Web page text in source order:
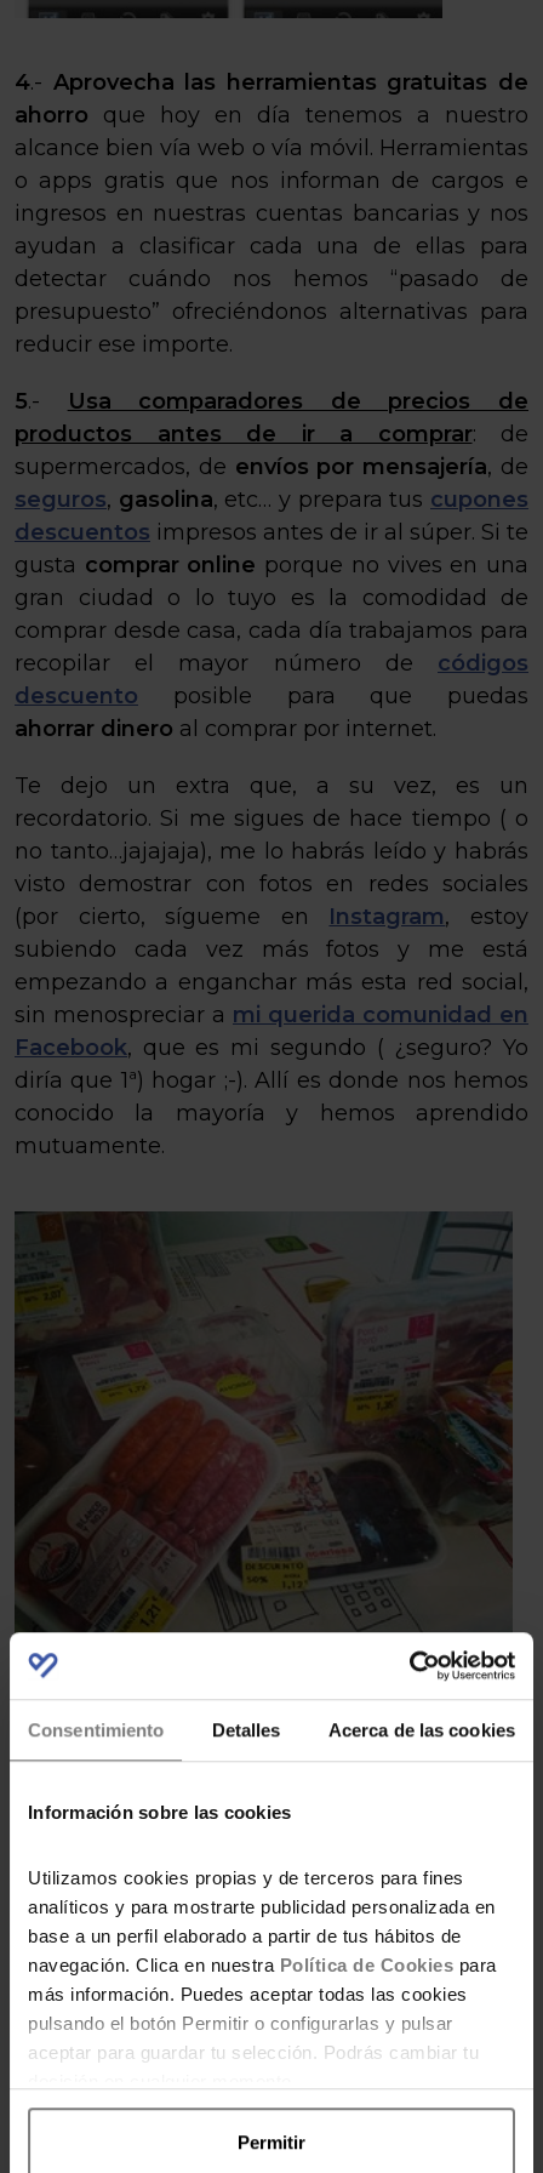
Consentimiento Detalles Acerca de las cookies
Información sobre las cookies
Utilizamos cookies propias y de terceros para fines
analíticos y para mostrarte publicidad personalizada en
base a un perfil elaborado a partir de tus hábitos de
navegación. Clica en nuestra Política de Cookies para
más información. Puedes aceptar todas las cookies
pulsando el botón Permitir o configurarlas y pulsar
aceptar para guardar tu selección. Podrás cambiar tu
Permitir
4.- Aprovecha las herramientas gratuitas de
ahorro que hoy en día tenemos a nuestro
alcance bien vía web o vía móvil. Herramientas
o apps gratis que nos informan de cargos e
ingresos en nuestras cuentas bancarias y nos
ayudan a clasificar cada una de ellas para
detectar cuándo nos hemos “pasado de
presupuesto” ofreciéndonos alternativas para
reducir ese importe.
5.-
Usa comparadores de precios de
productos antes de ir a comprar: de
supermercados, de envíos por mensajería, de
seguros, gasolina, etc… y prepara tus cupones
descuentos impresos antes de ir al súper. Si te
gusta comprar online porque no vives en una
gran ciudad o lo tuyo es la comodidad de
comprar desde casa, cada día trabajamos para
recopilar el mayor número de códigos
descuento posible para que puedas
ahorrar dinero al comprar por internet.
Te dejo un extra que, a su vez, es un
recordatorio. Si me sigues de hace tiempo ( o
no tanto…jajajaja), me lo habrás leído y habrás
visto demostrar con fotos en redes sociales
(por cierto, sígueme en Instagram, estoy
subiendo cada vez más fotos y me está
empezando a enganchar más esta red social,
sin menospreciar a mi querida comunidad en
Facebook, que es mi segundo ( ¿seguro? Yo
diría que 1ª) hogar ;-). Allí es donde nos hemos
conocido la mayoría y hemos aprendido
mutuamente.
ahorro tan grande que representan las
productos frescos por caducidad próxima
Haz números y verás qué dineral te ahorras.
Y para completar aún más esta entrada de hoy
dedicada a laeconomía doméstica, os invito
a que conozcáis cuáles son esas4 preguntas
fundamentales cuya respuesta te ayudará a
ahorrar dinero.
Recibe en tu mail todas nuestras